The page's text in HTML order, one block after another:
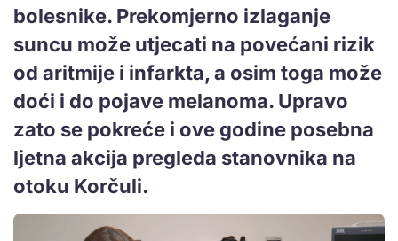
bolesnike. Prekomjerno izlaganje
suncu može utjecati na povećani rizik
od aritmije i infarkta, a osim toga može
doći i do pojave melanoma. Upravo
zato se pokreće i ove godine posebna
ljetna akcija pregleda stanovnika na
otoku Korčuli.